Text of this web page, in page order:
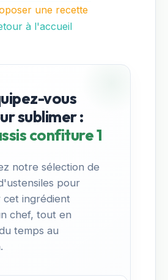
une recette
à l'accueil
vous
sublimer :
confiture 1
notre sélection de
pour
ingrédient
chef, tout en
temps au